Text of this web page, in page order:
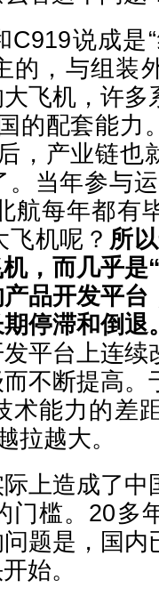
C919说成是
的，与组装
飞机，许多
的配套能力
，产业链也
当年参与
航每年都有
机呢？ 所
，而几乎是
品开发平台
停滞和倒退
平台上连续
不断提高。
术能力的差
拉越大。
上造成了中
门槛。20多
题是，国内
始。